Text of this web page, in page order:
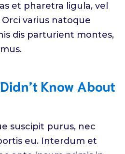
et pharetra ligula, vel
varius natoque
dis parturient montes,
Know About
suscipit purus, nec
eu. Interdum et